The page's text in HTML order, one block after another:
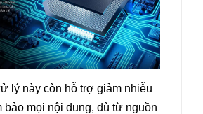
lý này còn hỗ trợ giảm nhiễu
bảo mọi nội dung, dù từ nguồn